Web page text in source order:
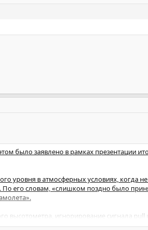
под Смоленском. Руководители двух
было заявлено в рамках презентации
уровня в атмосферных условиях, когда
По его словам, «слишком поздно было
игнорирование сигнала pull
неверное взаимодействие экипажа,